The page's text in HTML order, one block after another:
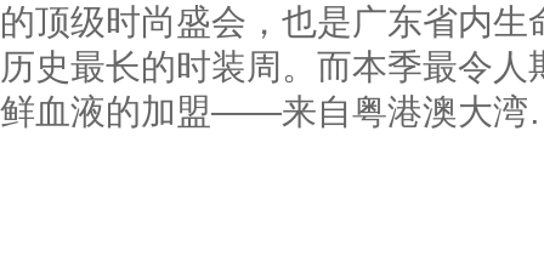
的顶级时尚盛会，也是广东省内
历史最长的时装周。而本季最令
鲜血液的加盟——来自粤港澳大